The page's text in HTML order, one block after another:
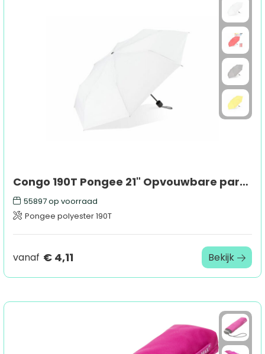
Congo 190T Pongee 21" Opvouwbare paraplu
55897op voorraad
Pongee polyester 190T
vanaf € 4,11 Bekijk